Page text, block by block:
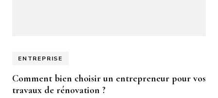
ENTREPRISE
Comment bien choisir un entrepreneur pour vos
travaux de rénovation ?